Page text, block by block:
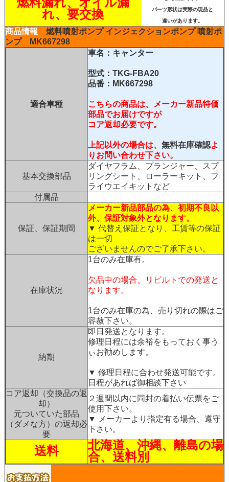
れ、要交換
パーツ形状は実際の現品と
違いがあります。
商品情報 燃料噴射ポンプ インジェクションポンプ 噴射ポ
ンプ
MK667298
適合車種
車名：キャンター
型式：TKG-FBA20
品番：MK667298
こちらの商品は、メーカー新品特価
部品でお届けですが
コア返却必要です。
上記以外の場合は、 無料在庫確認よ
りお問い合わせ下さい。
基本交換部品
ダイヤフラム、プランジャー、スプ
リングシート、ローラーキット、フ
ライウエイキットなど
付属品
保証、保証期間
メーカー新品部品の為、初期不良以
外、保証対象外となります。
▼ 代替え保証となり、工賃等の保証
は一切
ございませんのでご了承下さい。
在庫状況
1台のみ在庫有。
欠品中の場合、リビルトでの発送と
なります。
1台のみ在庫の為、売り切れの際はご
容赦下さい。
納期
即日発送となります。
修理日程には余裕をもっておく事う
ぃお勧めします。
▼ 修理日程に合わせ発送可能です。
日程があれば御相談下さい
コア返却（交換品の返
却）
元ついていた部品
（ダメな方）の返却必
要
２週間以内に同封の着払い伝票をご
使用下さい。
▼ メーカーより指定有る場合、遵守
下さい。
送料
北海道、沖縄、離島の場
合、送料別